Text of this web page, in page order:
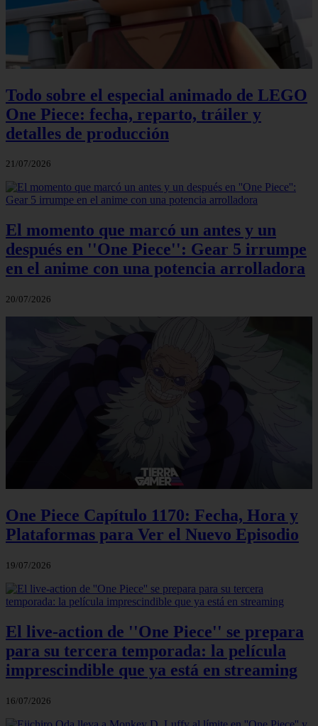
Todo sobre el especial animado de LEGO
One Piece: fecha, reparto, tráiler y
detalles de producción
21/07/2026
El momento que marcó un antes y un
después en ''One Piece'': Gear 5 irrumpe
en el anime con una potencia arrolladora
20/07/2026
One Piece Capítulo 1170: Fecha, Hora y
Plataformas para Ver el Nuevo Episodio
19/07/2026
El live-action de ''One Piece'' se prepara
para su tercera temporada: la película
imprescindible que ya está en streaming
16/07/2026